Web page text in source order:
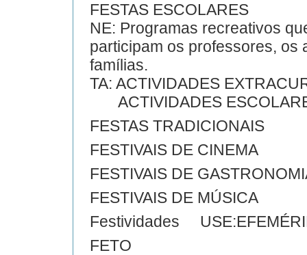
FESTAS ESCOLARES
NE: Programas recreativos
participam os professores, os
famílias.
TA: ACTIVIDADES
ACTIVIDADES
FESTAS TRADICIONAIS
FESTIVAIS DE CINEMA
FESTIVAIS DE
FESTIVAIS DE MÚSICA
Festividades
FETO